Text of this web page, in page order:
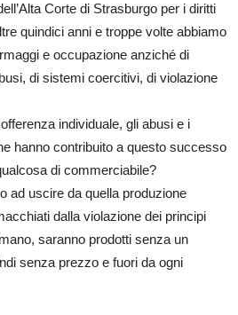
Corte di Strasburgo per i diritti
quindici anni e troppe volte abbiamo
e occupazione anziché di
di sistemi coercitivi, di violazione
individuale, gli abusi e i
hanno contribuito a questo successo
di commerciabile?
ad uscire da quella produzione
dalla violazione dei principi
saranno prodotti senza un
senza prezzo e fuori da ogni